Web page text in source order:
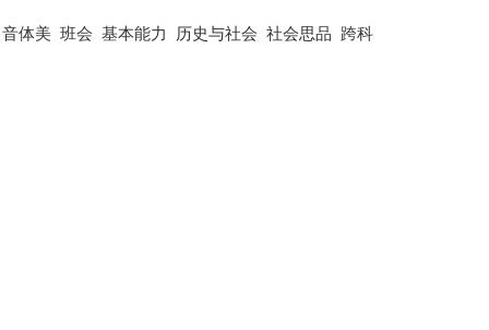
音体美 班会 基本能力 历史与社会 社会思品 跨科